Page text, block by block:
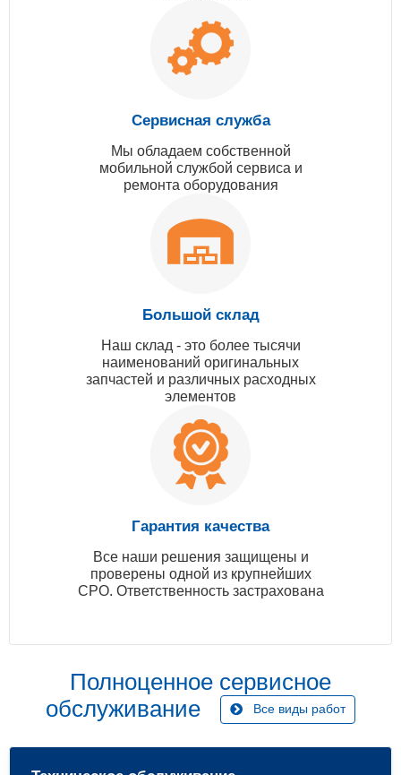
Сервисная служба
Мы обладаем собственной
мобильной службой сервиса и
ремонта оборудования
Большой склад
Наш склад - это более тысячи
наименований оригинальных
запчастей и различных расходных
элементов
Гарантия качества
Все наши решения защищены и
проверены одной из крупнейших
СРО. Ответственность застрахована
Полноценное сервисное
обслуживание
Все виды работ